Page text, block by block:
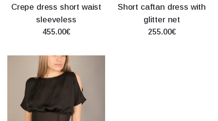
Crepe dress short waist
sleeveless
455.00€
Short caftan dress with
glitter net
255.00€